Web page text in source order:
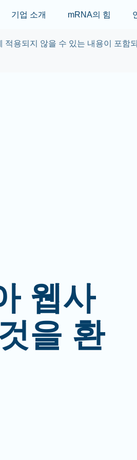
기업 소개 mRNA의 힘
적용되지 않을 수 있는 내용이 포함
웹사
을 환